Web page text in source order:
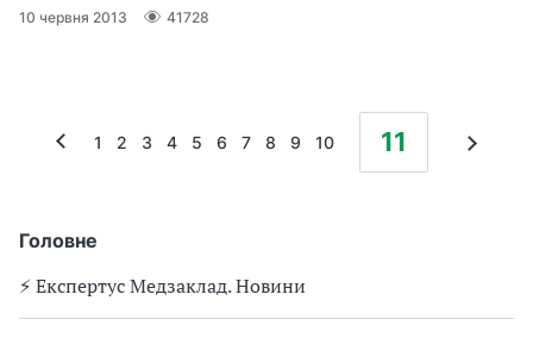
Головне
⚡️ Експертус Медзаклад. Новини
10 червня 2013 41728
1 2 3 4 5 6 7 8 9 10 11